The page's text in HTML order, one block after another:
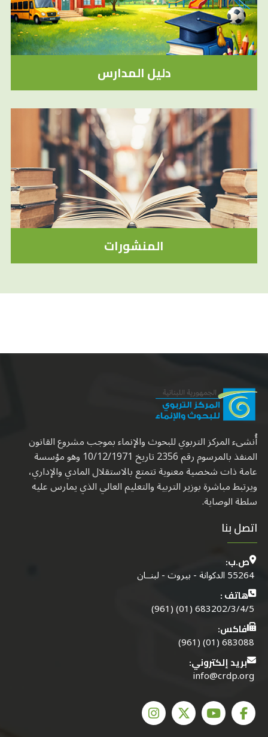
دليل المدارس
المنشورات
أُنشىء المركز التربوي للبحوث والإنماء بموجب مشروع القانون
المنفذ بالمرسوم رقم 2356 تاريخ 10/12/1971 وهو مؤسسة
عامة ذات شخصية معنوية تتمتع بالاستقلال المادي والإداري،
ويرتبط مباشرة بوزير التربية والتعليم العالي الذي يمارس عليه
سلطة الوصاية.
اتصل بنا
ص.ب:
55264 الدكوانة - بيروت - لبنــان
هاتف :
683202/3/4/5 (01) (961)
فاكس:
683088 (01) (961)
بريد إلكتروني:
info@crdp.org